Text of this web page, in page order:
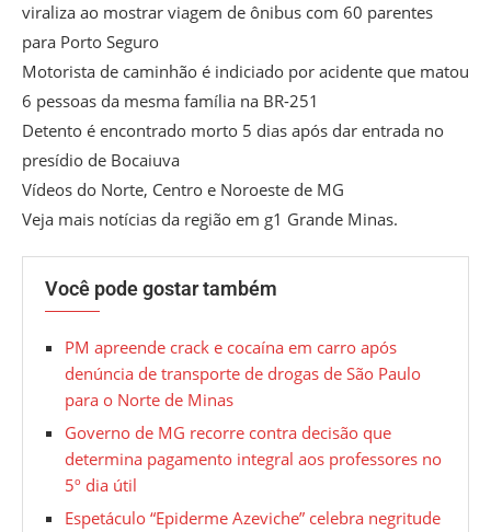
viraliza ao mostrar viagem de ônibus com 60 parentes
para Porto Seguro
Motorista de caminhão é indiciado por acidente que matou
6 pessoas da mesma família na BR-251
Detento é encontrado morto 5 dias após dar entrada no
presídio de Bocaiuva
Vídeos do Norte, Centro e Noroeste de MG
Veja mais notícias da região em g1 Grande Minas.
Você pode gostar também
PM apreende crack e cocaína em carro após
denúncia de transporte de drogas de São Paulo
para o Norte de Minas
Governo de MG recorre contra decisão que
determina pagamento integral aos professores no
5º dia útil
Espetáculo “Epiderme Azeviche” celebra negritude